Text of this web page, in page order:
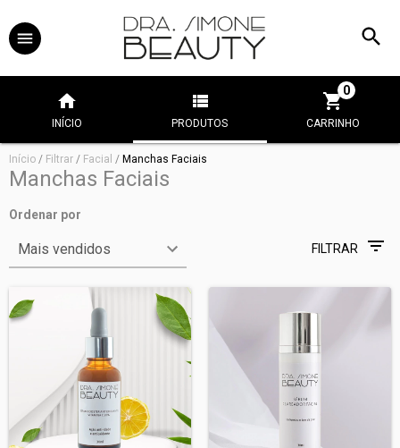
INÍCIO PRODUTOS CARRINHO
0
Início / Filtrar / Facial / Manchas Faciais
Manchas Faciais
Ordenar por
FILTRAR